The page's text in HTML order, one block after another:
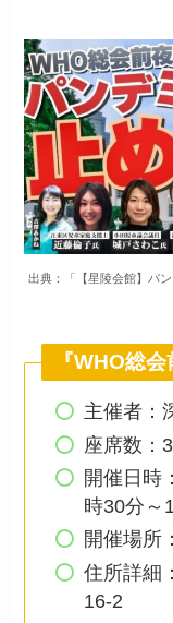
出典：「【星陵会館】パ
『WHO総
主催者：
座席数：
開催日時
時30分～
開催場所
住所詳細
16-2